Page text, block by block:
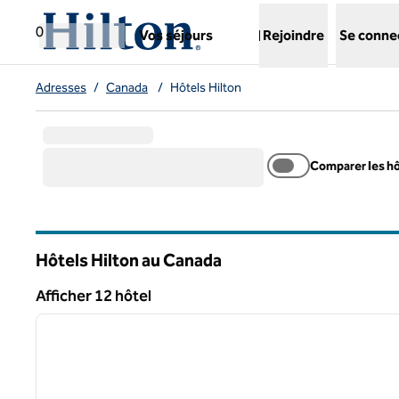
Aller directement au contenu
0
Vos séjours Rejoindre Se
Adresses / Canada / Hôtels Hilton
Comparer les
Hôtels Hilton au Canada
Afficher 12 hôtel
Afficher 12 hôtel
1 sur 12